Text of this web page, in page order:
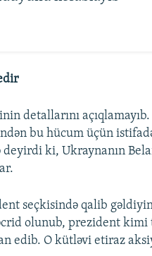
detallarını
bu hücum üçün
ki, Ukraynanın
seçkisində qalib
olunub, prezident kimi
edib. O kütləvi etiraz